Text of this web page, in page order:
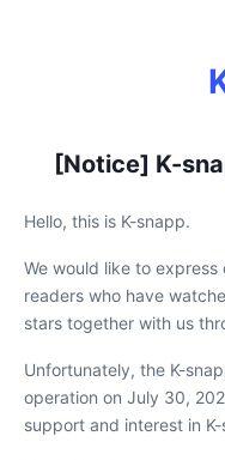
[Notice] K-
Hello, this is K-snapp.
We would like to
readers who have
stars together with us
Unfortunately, the K-
operation on July 30,
support and interest in